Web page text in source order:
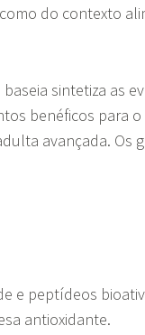
do contexto
sintetiza as
benéficos para
avançada. Os
e peptídeos
antioxidante.